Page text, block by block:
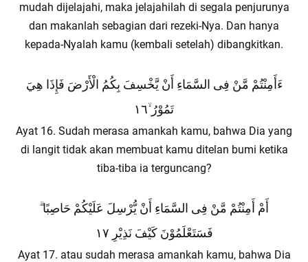
mudah dijelajahi, maka jelajahilah di segala penjurunya
dan makanlah sebagian dari rezeki-Nya. Dan hanya
kepada-Nyalah kamu (kembali setelah) dibangkitkan.
ءَأَمِنْتُمْ مَّنْ فِى السَّمَاءِ أَنْ يَّخْسِفَ بِكُمُ الْأَرْضَ فَإِذَا هِيَ
تَمُوْرُ ۙ١٦
Ayat 16. Sudah merasa amankah kamu, bahwa Dia yang
di langit tidak akan membuat kamu ditelan bumi ketika
tiba-tiba ia terguncang?
أَمْ أَمِنْتُمْ مَّنْ فِى السَّمَاءِ أَنْ يُّرْسِلَ عَلَيْكُمْ حَاصِبًا ۗ
فَسَتَعْلَمُوْنَ كَيْفَ نَذِيْرِ ١٧
Ayat 17. atau sudah merasa amankah kamu, bahwa Dia